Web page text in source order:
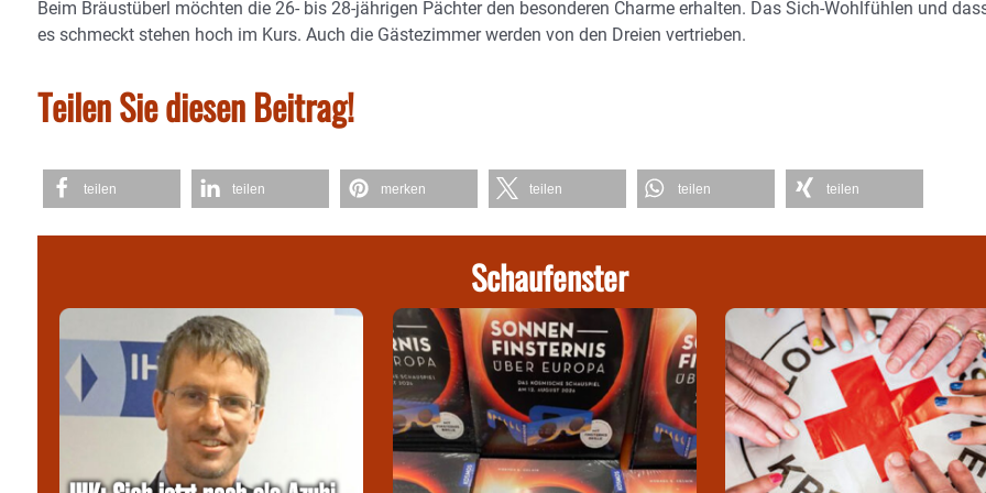
Beim Bräustüberl möchten die 26- bis 28-jährigen Pächter den besonderen Charme erhalten. Das Sich-Wohlfühlen und
es schmeckt stehen hoch im Kurs. Auch die Gästezimmer werden von den Dreien vertrieben.
Teilen Sie diesen Beitrag!
teilen teilen merken teilen teilen teilen
Schaufenster